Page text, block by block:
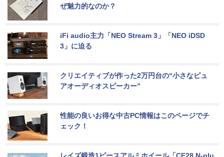
ぜ魅力的なのか？
iFi audio主力「NEO Stream 3」「NEO iDSD
3」に迫る
クリエイティブが作った2万円台の“小さなピュ
アオーディオスピーカー”
性能の良いお得な中古PC情報はこのページでチ
ェック！